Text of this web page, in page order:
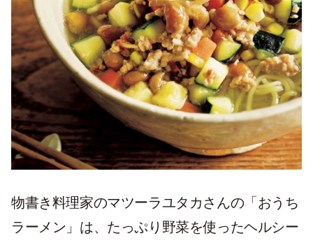
物書き料理家のマツーラユタカさんの「おうち
ラーメン」は、たっぷり野菜を使ったヘルシー